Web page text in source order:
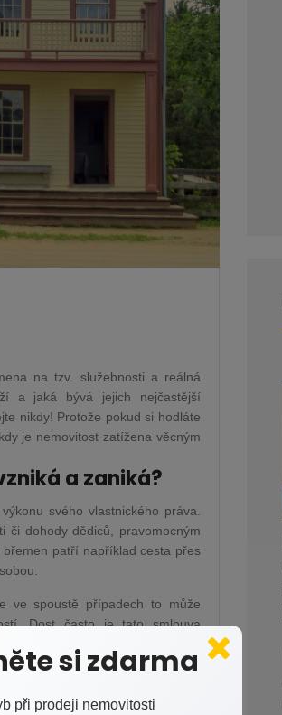
na tzv. služebnosti a reálná
a jaká bývá jejich nejčastější
nikdy! Protože pokud si hodláte
je nemovitost zatížena věcným
a zaniká?
svého vlastnického práva.
či dohody dědiců, pravomocným
patří například cesta přes
ve spoustě případech to může
Dost často je tato smlouva
může být uzavřena i
si zdarma
při prodeji nemovitosti